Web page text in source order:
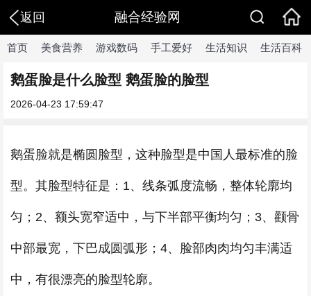
返回 融合经验网
首页 美食营养 游戏数码 手工爱好 生活知识 生活百科
鹅蛋脸是什么脸型 鹅蛋脸的脸型
2026-04-23 17:59:47
鹅蛋脸就是椭圆脸型，这种脸型是中国人最标准的脸
型。其脸型特征是：1、线条弧度流畅，整体轮廓均
匀；2、额头宽窄适中，与下半部平衡均匀；3、颧骨
中部最宽，下巴成圆弧形；4、脸部肉肉均匀丰满适
中，有很漂亮的脸型轮廓。